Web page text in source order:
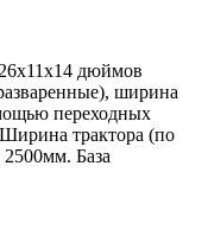
дюймов
ширина
переходных
трактора (по
База